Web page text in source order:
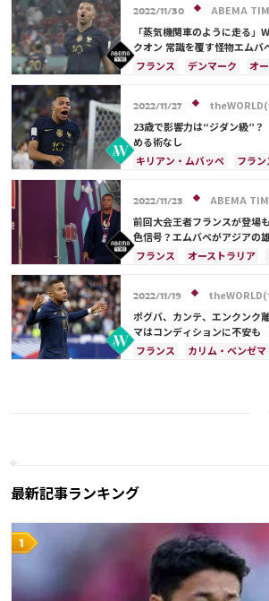
イングランド
ポーランド
モロッコ
韓国 日本
サディオ・マネ
ガブリエウ
リシャルリソン
カリム・
アントワーヌ・グリーズマン
2022/11/30
ABEMA
「蒸気機関車のように走る」
クオン 常識を覆す怪物エムバ
伸ばすか？
フランス デンマーク
オ
エンゴロ・カンテ
アントワ
ドイツ
スペイン 日本
2022/11/27
23歳で影響力は“ジダン級”
める術なし
キリアン・ムバッペ
フラン
カリム・ベンゼマ
ポール・
エンゴロ・カンテ
アントワ
2022/11/23
ABEMA
前回大会王者フランスが登場
色信号？エムバペがアジアの
手に不安を一蹴できるか
フランス オーストラリア
アントワーヌ・グリーズマン
デンマーク
カリム・ベンゼ
エンゴロ・カンテ
2022/11/19
theWORLD(
ポグバ、カンテ、エンクンク
マはコンディションに不安
のか
フランス カリム・ベンゼマ
最新記事ランキング